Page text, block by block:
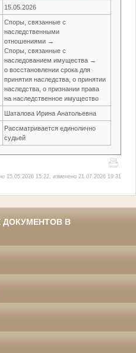
15.05.2026
Споры, связанные с
наследственными
отношениями →
Споры, связанные с
наследованием имущества →
о восстановлении срока для
принятия наследства, о принятии
наследства, о признании права
на наследственное имущество
Шаталова Ирина Анатольевна
Рассматривается единолично
судьей
15.05.2026 15:22, изменено 21.07.2026 19:31
ДОКУМЕНТОВ В